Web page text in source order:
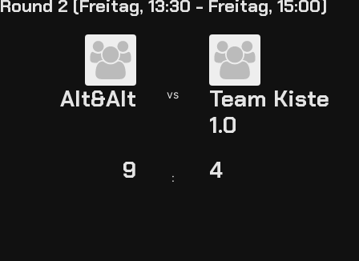
Round 2 (Freitag, 13:30 - Freitag, 15:00)
Alt&Alt vs
Team Kiste
1.0
9
: 4